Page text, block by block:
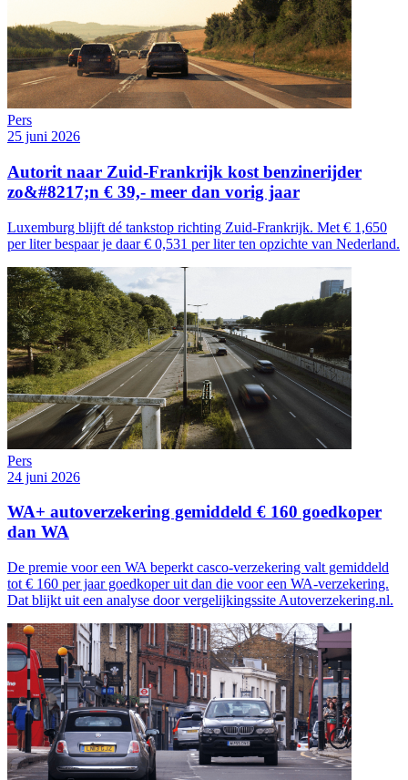
Pers
25 juni 2026
Autorit naar Zuid-Frankrijk kost benzinerijder
zo&#8217;n € 39,- meer dan vorig jaar
Luxemburg blijft dé tankstop richting Zuid-Frankrijk. Met € 1,650
per liter bespaar je daar € 0,531 per liter ten opzichte van Nederland.
Pers
24 juni 2026
WA+ autoverzekering gemiddeld € 160 goedkoper
dan WA
De premie voor een WA beperkt casco-verzekering valt gemiddeld
tot € 160 per jaar goedkoper uit dan die voor een WA-verzekering.
Dat blijkt uit een analyse door vergelijkingssite Autoverzekering.nl.